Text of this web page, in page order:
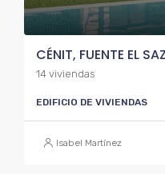
CÉNIT, FUENTE EL
14 viviendas
EDIFICIO DE VIVIENDAS
Isabel Martínez